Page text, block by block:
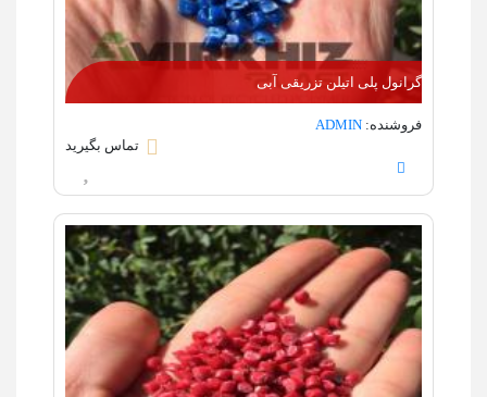
گرانول پلی اتیلن تزریقی آبی
فروشنده: ADMIN
تماس بگیرید